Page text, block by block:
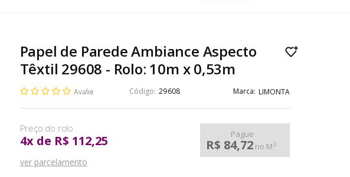
Papel de Parede Ambiance Aspecto
Têxtil 29608 - Rolo: 10m x 0,53m
Avalie 29608 LIMONTA
4xde R$ 112,25 Pague
R$ 84,72 no M2
ver parcelamento